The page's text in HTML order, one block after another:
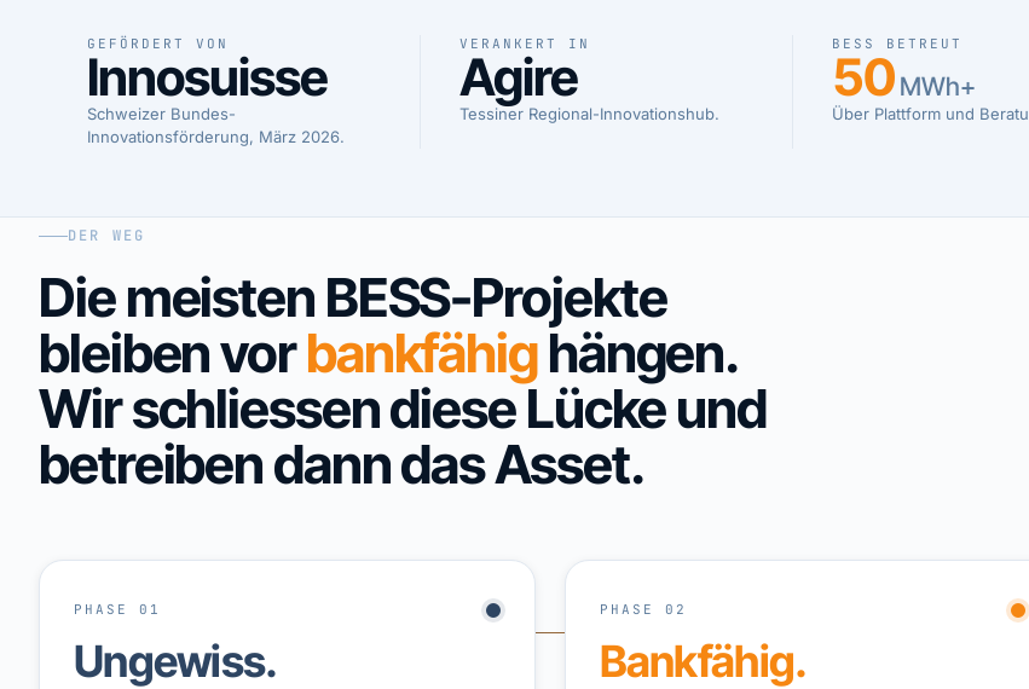
GEFÖRDERT VON
Innosuisse
Schweizer Bundes-
Innovationsförderung, März 2026.
VERANKERT IN
Agire
Tessiner Regional-Innovationshub.
BESS BETREUT
50 MWh+
Über Plattform und
DER WEG
Die meisten BESS-Projekte
bleiben vorbankfähighängen.
Wir schliessen diese Lücke und
betreiben dann das Asset.
PHASE 01
Ungewiss.
PHASE 02
Bankfähig.